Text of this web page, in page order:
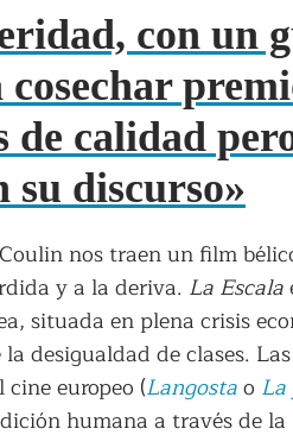
con un
de calidad
su discurso»
nos traen un film
y a la deriva. La Escala
situada en plena crisis
desigualdad de clases.
europeo (Langostao
humana a través de